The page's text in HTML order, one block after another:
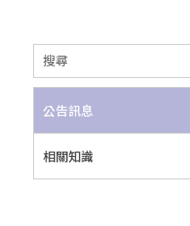
公告訊息
相關知識